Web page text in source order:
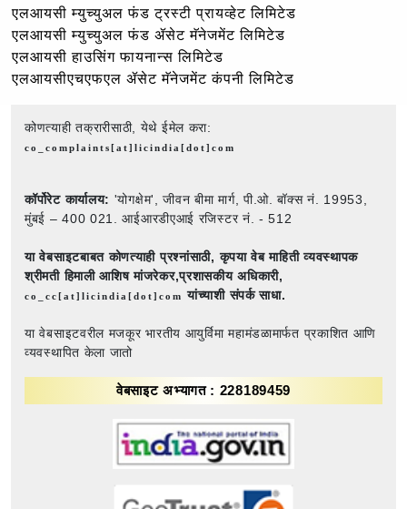
एलआयसी म्युच्युअल फंड ट्रस्टी प्रायव्हेट लिमिटेड
एलआयसी म्युच्युअल फंड ॲसेट मॅनेजमेंट लिमिटेड
एलआयसी हाउसिंग फायनान्स लिमिटेड
एलआयसीएचएफएल ॲसेट मॅनेजमेंट कंपनी लिमिटेड
कोणत्याही तक्रारीसाठी, येथे ईमेल करा:
co_complaints[at]licindia[dot]com
कॉर्पोरेट कार्यालय: 'योगक्षेम', जीवन बीमा मार्ग, पी.ओ. बॉक्स नं. 19953,
मुंबई – 400 021. आईआरडीएआई रजिस्टर नं. - 512
या वेबसाइटबाबत कोणत्याही प्रश्नांसाठी, कृपया वेब माहिती व्यवस्थापक
श्रीमती हिमाली आशिष मांजरेकर,प्रशासकीय अधिकारी,
co_cc[at]licindia[dot]comयांच्याशी संपर्क साधा.
या वेबसाइटवरील मजकूर भारतीय आयुर्विमा महामंडळामार्फत प्रकाशित आणि
व्यवस्थापित केला जातो
वेबसाइट अभ्यागत : 228189459